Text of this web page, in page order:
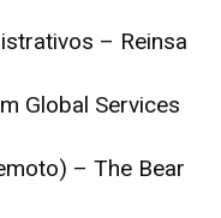
– Reinsa
Global Services
– The Bear